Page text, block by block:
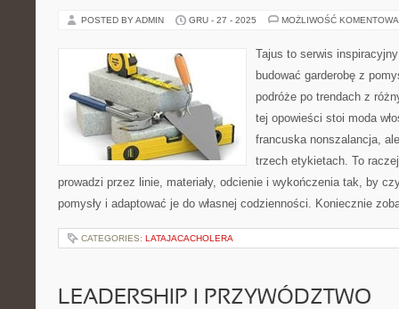
POSTED BY ADMIN GRU - 27 - 2025 MOŻLIWOŚĆ
Tajus to serwis
budować garderobę z
podróże po trendach z
tej opowieści stoi moda
francuska nonszalancja,
trzech etykietach. To
prowadzi przez linie, materiały, odcienie i wykończenia tak, by
pomysły i adaptować je do własnej codzienności. Koniecznie
CATEGORIES: LATAJACACHOLERA
LEADERSHIP I PRZYWÓDZTWO